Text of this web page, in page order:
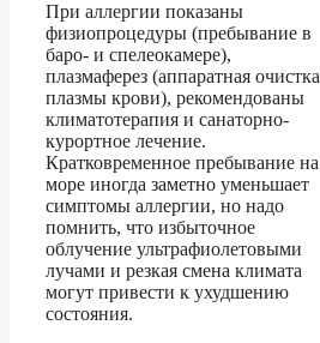
При аллергии показаны
физиопроцедуры (пребывание в
баро- и спелеокамере),
плазмаферез (аппаратная очистка
плазмы крови), рекомендованы
климатотерапия и санаторно-
курортное лечение.
Кратковременное пребывание на
море иногда заметно уменьшает
симптомы аллергии, но надо
помнить, что избыточное
облучение ультрафиолетовыми
лучами и резкая смена климата
могут привести к ухудшению
состояния.